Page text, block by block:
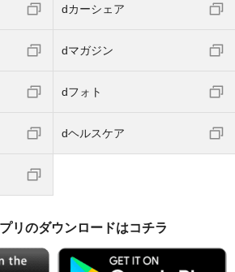
dカーシェア
dマガジン
dフォト
dヘルスケア
リのダウンロードはコチラ